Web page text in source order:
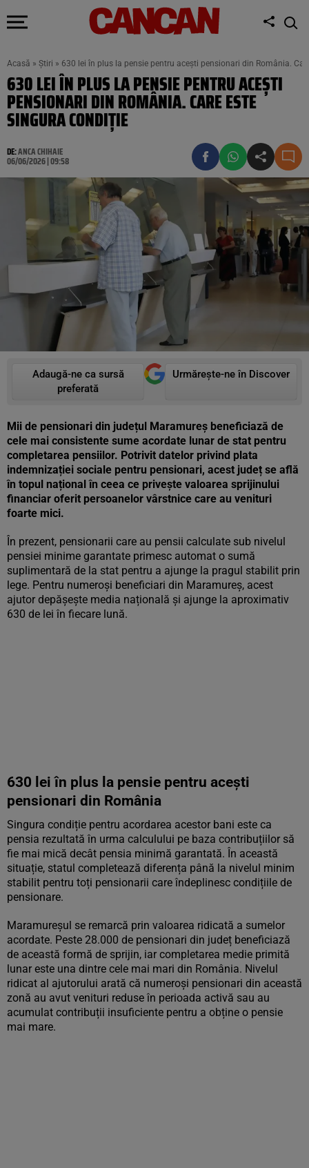
Acasă » Știri » 630 lei în plus la pensie pentru acești pensionari din România.
630 LEI ÎN PLUS LA PENSIE PENTRU ACEȘTI
PENSIONARI DIN ROMÂNIA. CARE ESTE
SINGURA CONDIȚIE
DE:ANCA CHIHAIE
06/06/2026 | 09:58
Adaugă-ne ca sursă
preferată
Urmărește-ne în Discover
Mii de pensionari din județul Maramureș beneficiază de
cele mai consistente sume acordate lunar de stat pentru
completarea pensiilor. Potrivit datelor privind plata
indemnizației sociale pentru pensionari, acest județ se află
în topul național în ceea ce privește valoarea sprijinului
financiar oferit persoanelor vârstnice care au venituri
foarte mici.
În prezent, pensionarii care au pensii calculate sub nivelul
pensiei minime garantate primesc automat o sumă
suplimentară de la stat pentru a ajunge la pragul stabilit prin
lege. Pentru numeroși beneficiari din Maramureș, acest
ajutor depășește media națională și ajunge la aproximativ
630 de lei în fiecare lună.
630 lei în plus la pensie pentru acești
pensionari din România
Singura condiție pentru acordarea acestor bani este ca
pensia rezultată în urma calculului pe baza contribuțiilor să
fie mai mică decât pensia minimă garantată. În această
situație, statul completează diferența până la nivelul minim
stabilit pentru toți pensionarii care îndeplinesc condițiile de
pensionare.
Maramureșul se remarcă prin valoarea ridicată a sumelor
acordate. Peste 28.000 de pensionari din județ beneficiază
de această formă de sprijin, iar completarea medie primită
lunar este una dintre cele mai mari din România. Nivelul
ridicat al ajutorului arată că numeroși pensionari din această
zonă au avut venituri reduse în perioada activă sau au
acumulat contribuții insuficiente pentru a obține o pensie
mai mare.